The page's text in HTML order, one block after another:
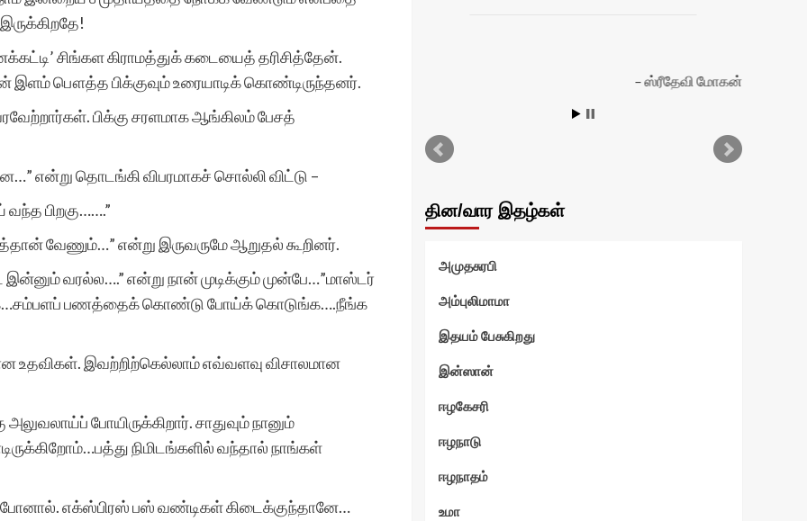
சிங்கள கிராமத்துக் கடையைத் தரிசித்தேன்.
இளம் பௌத்த பிக்குவும் உரையாடிக் கொண்டிருந்தனர்.
பிக்கு சரளமாக ஆங்கிலம் பேசத்
என்று தொடங்கி விபரமாகச் சொல்லி விட்டு –
பிறகு…….”
வேணும்…” என்று இருவருமே ஆறுதல் கூறினர்.
வரல்ல….” என்று நான் முடிக்கும் முன்பே…”மாஸ்டர்
பணத்தைக் கொண்டு போய்க் கொடுங்க….நீங்க
உதவிகள். இவற்றிற்கெல்லாம் எவ்வளவு விசாலமான
போயிருக்கிறார். சாதுவும் நானும்
நிமிடங்களில் வந்தால் நாங்கள்
போனால். எக்ஸ்பிரஸ் பஸ் வண்டிகள் கிடைக்குந்தானே…
ஆசைப்படுவார்கள்.ஆனால்
தனியே நாட்குறிப்பு போல்
எழுதுவதை விட சில
கற்பனைகள் சேர்ந்த கதை
எனைப் போன்றவர்களுக்கு
ஆதரவு அளித்து ஒரு
இணையதள மேடை
அமைத்து தந்திருக்கும்
அதற்கு துணை இருப்போர்
அத்துணை பேருக்கும் என்
மனமார்ந்த நன்றிகள் பல.
ஸ்ரீதேவி மோகன்
தின/வார இதழ்கள்
அமுதசுரபி
அம்புலிமாமா
இதயம் பேசுகிறது
இன்ஸான்
ஈழகேசரி
ஈழநாடு
ஈழநாதம்
உமா